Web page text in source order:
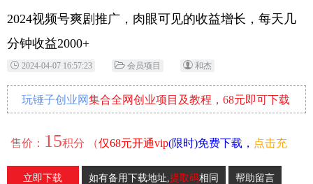
2024视频号爽剧推广，肉眼可见的收益增长，每天几
分钟收益2000+
2024-04-07 16:57:23 会员项目 和杰
玩锤子创业网集合全网创业项目及教程，68元即可下载
售价： 15积分 （仅68元开通vip(限时)免费下载， 点击充
）
立即下载 如有备用下载地址,提取码相同 帮助留言